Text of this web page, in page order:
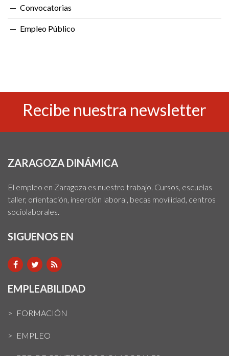
Convocatorias
Empleo Público
Recibe nuestra newsletter
ZARAGOZA DINÁMICA
El empleo en Zaragoza es nuestro trabajo. Cursos, escuelas
taller, orientación, inserción laboral, becas movilidad, centros
sociolaborales.
SIGUENOS EN
EMPLEABILIDAD
FORMACIÓN
EMPLEO